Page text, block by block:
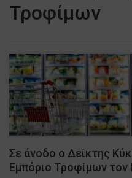
Τροφίμων
Σε άνοδο ο Δείκτης
Εμπόριο Τροφίμων τον